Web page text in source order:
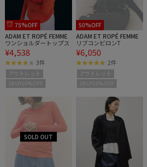
75%OFF
ADAM ET ROPÉ FEMME
ワンショルダートップス
¥4,538
3件
アウトレット
2BUY10%OFF
50%OFF
ADAM ET ROPÉ FEMME
リブコンビロンT
¥6,050
2件
アウトレット
2BUY10%OFF